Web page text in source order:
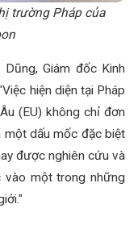
trường Pháp của
Giám đốc Kinh
hiện diện tại Pháp
(EU) không chỉ đơn
một dấu mốc đặc biệt
được nghiên cứu và
một trong những